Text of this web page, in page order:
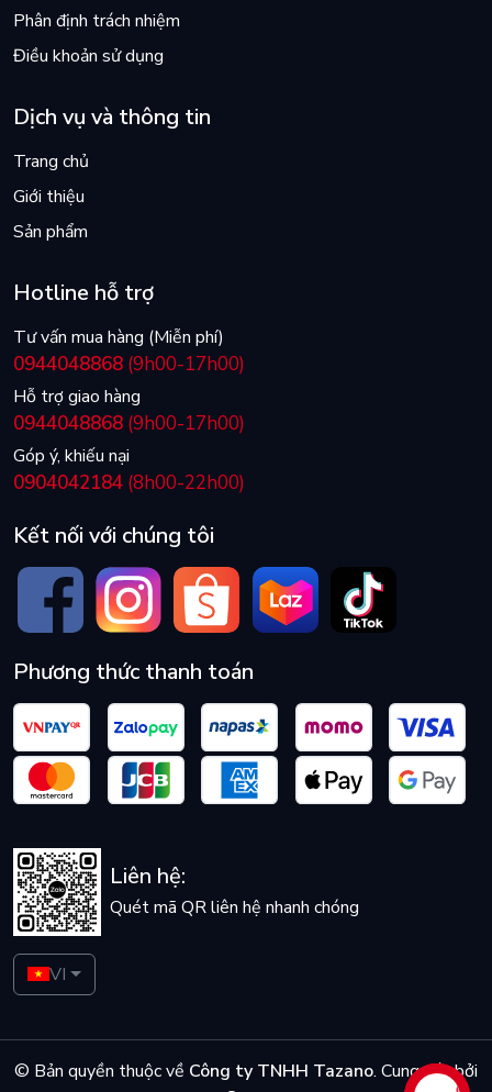
Phân định trách nhiệm
Điều khoản sử dụng
Dịch vụ và thông tin
Trang chủ
Giới thiệu
Sản phẩm
Hotline hỗ trợ
Tư vấn mua hàng (Miễn phí)
0944048868 (9h00-17h00)
Hỗ trợ giao hàng
0944048868 (9h00-17h00)
Góp ý, khiếu nại
0904042184 (8h00-22h00)
Kết nối với chúng tôi
Phương thức thanh toán
Liên hệ:
Quét mã QR liên hệ nhanh chóng
VI
© Bản quyền thuộc về Công ty TNHH Tazano. Cung cấp bởi